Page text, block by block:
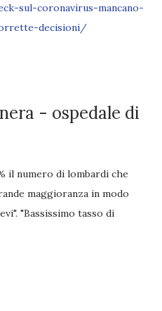
sul-coronavirus-mancano-
decisioni/
- ospedale di
il numero di lombardi che
maggioranza in modo
"Bassissimo tasso di